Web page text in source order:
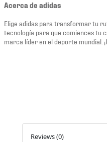
Acerca de adidas
Elige adidas para transformar tu
tecnología para que comiences tu
marca líder en el deporte mundial.
Reviews (0)